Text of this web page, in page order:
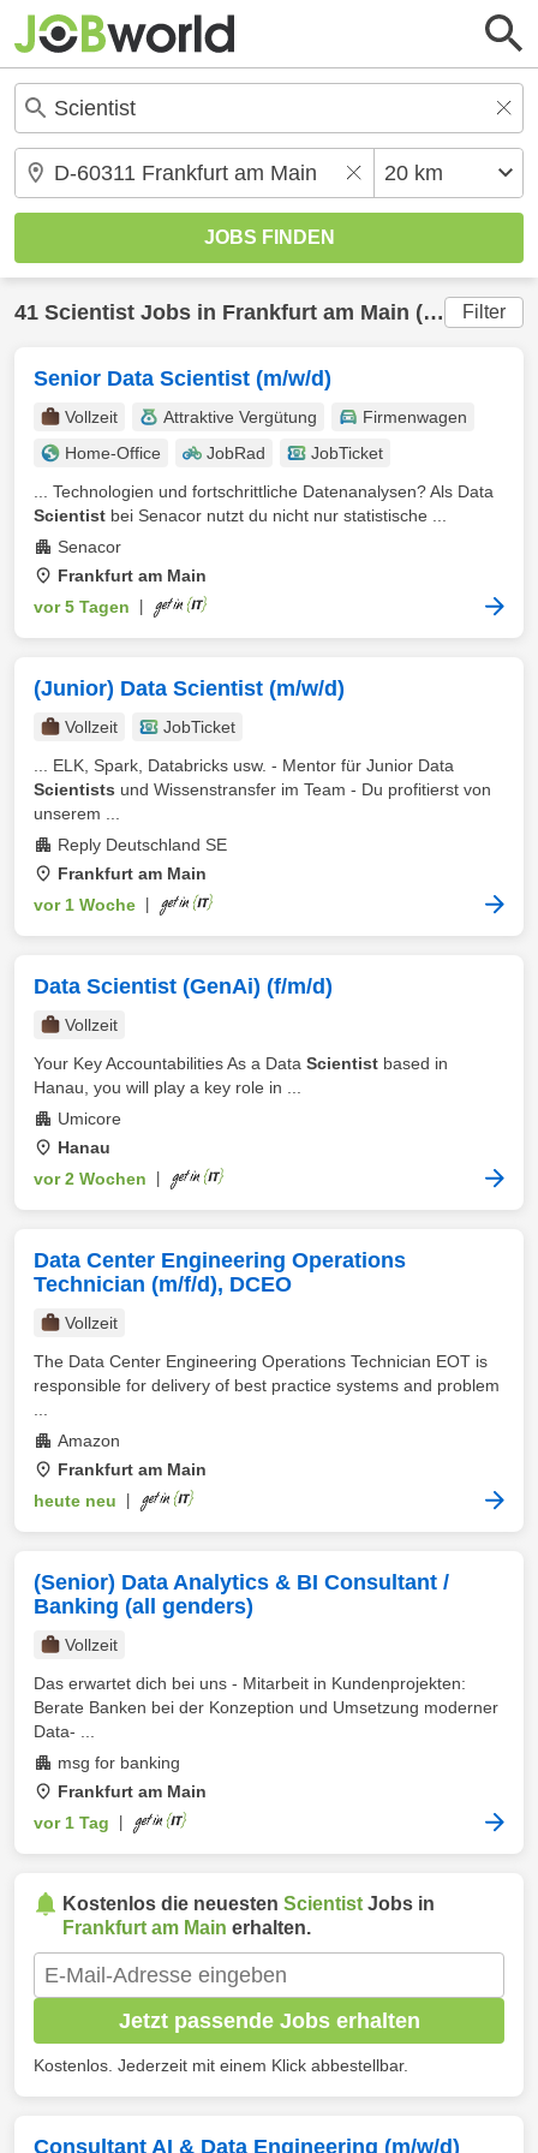
41 Scientist Jobs in Frankfurt am Main (20 km) gefunden Filter
Senior Data Scientist (m/w/d)
Vollzeit Attraktive Vergütung
Firmenwagen
Home-Office
JobRad
JobTicket
... Technologien und fortschrittliche Datenanalysen? Als Data
Scientist bei Senacor nutzt du nicht nur statistische ...
Senacor
Frankfurt am Main
vor 5 Tagen
(Junior) Data Scientist (m/w/d)
Vollzeit
JobTicket
... ELK, Spark, Databricks usw. - Mentor für Junior Data
Scientists und Wissenstransfer im Team - Du profitierst von
unserem ...
Reply Deutschland SE
Frankfurt am Main
vor 1 Woche
Data Scientist (GenAi) (f/m/d)
Vollzeit
Your Key Accountabilities As a Data Scientist based in
Hanau, you will play a key role in ...
Umicore
Hanau
vor 2 Wochen
Data Center Engineering Operations
Technician (m/f/d), DCEO
Vollzeit
The Data Center Engineering Operations Technician EOT is
responsible for delivery of best practice systems and problem
Amazon
Frankfurt am Main
heute neu
(Senior) Data Analytics & BI Consultant /
Banking (all genders)
Vollzeit
Das erwartet dich bei uns - Mitarbeit in Kundenprojekten:
Berate Banken bei der Konzeption und Umsetzung moderner
Data‑ ...
msg for banking
Frankfurt am Main
vor 1 Tag
Kostenlos die neuesten Scientist Jobs in
Frankfurt am Main erhalten.
Jetzt passende Jobs erhalten
Kostenlos. Jederzeit mit einem Klick abbestellbar.
Consultant AI & Data Engineering (m/w/d)